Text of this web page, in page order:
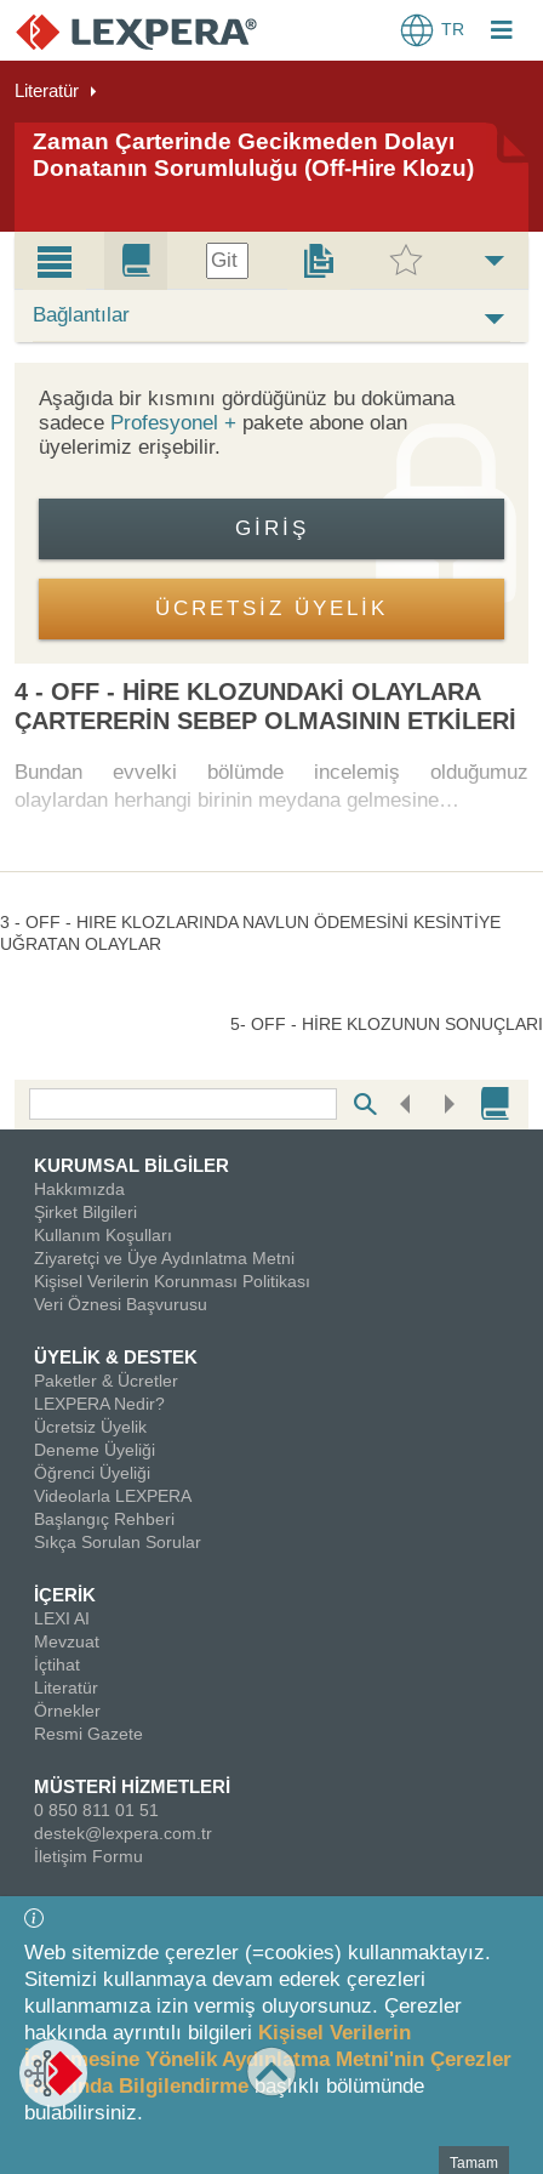
TR
Literatür
Zaman Çarterinde Gecikmeden Dolayı
Donatanın Sorumluluğu (Off-Hire Klozu)
Git
Bağlantılar
Aşağıda bir kısmını gördüğünüz bu dokümana
sadece Profesyonel + pakete abone olan
üyelerimiz erişebilir.
GIRIŞ
ÜCRETSİZ ÜYELİK
4 - OFF - HİRE KLOZUNDAKİ OLAYLARA
ÇARTERERİN SEBEP OLMASININ ETKİLERİ
Bundan evvelki bölümde incelemiş olduğumuz
olaylardan herhangi birinin meydana gelmesine…
3 - OFF - HIRE KLOZLARINDA NAVLUN ÖDEMESİNİ KESİNTİYE
UĞRATAN OLAYLAR
5- OFF - HİRE KLOZUNUN SONUÇLARI
Bottom Search Toolbar Highlight Text
KURUMSAL BİLGİLER
Hakkımızda
Şirket Bilgileri
Kullanım Koşulları
Ziyaretçi ve Üye Aydınlatma Metni
Kişisel Verilerin Korunması Politikası
Veri Öznesi Başvurusu
ÜYELİK & DESTEK
Paketler & Ücretler
LEXPERA Nedir?
Ücretsiz Üyelik
Deneme Üyeliği
Öğrenci Üyeliği
Videolarla LEXPERA
Başlangıç Rehberi
Sıkça Sorulan Sorular
İÇERİK
LEXI AI
Mevzuat
İçtihat
Literatür
Örnekler
Resmi Gazete
MÜSTERİ HİZMETLERİ
0 850 811 01 51
destek@lexpera.com.tr
İletişim Formu
Bizi Takip Edin
© 2026 On İki Levha Yayıncılık A.Ş.
Web sitemizde çerezler (=cookies) kullanmaktayız.
Sitemizi kullanmaya devam ederek çerezleri
kullanmamıza izin vermiş oluyorsunuz. Çerezler
hakkında ayrıntılı bilgileri Kişisel Verilerin
İşlenmesine Yönelik Aydınlatma Metni'nin Çerezler
Hakkında Bilgilendirmebaşlıklı bölümünde
bulabilirsiniz.
Tamam